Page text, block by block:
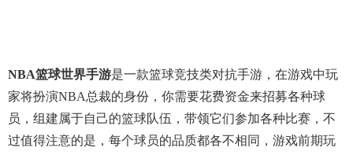
NBA篮球世界手游是一款篮球竞技类对抗手游，在游戏中玩
家将扮演NBA总裁的身份，你需要花费资金来招募各种球
员，组建属于自己的篮球队伍，带领它们参加各种比赛，不
过值得注意的是，每个球员的品质都各不相同，游戏前期玩